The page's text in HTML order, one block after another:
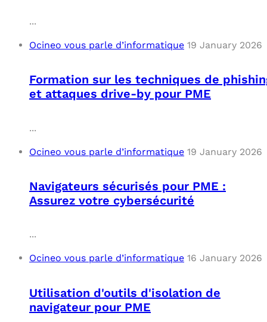
...
Ocineo vous parle d’informatique 19 January 2026
Formation sur les techniques de
et attaques drive-by pour PME
...
Ocineo vous parle d’informatique 19 January 2026
Navigateurs sécurisés pour PME :
Assurez votre cybersécurité
...
Ocineo vous parle d’informatique 16 January 2026
Utilisation d'outils d'isolation de
navigateur pour PME